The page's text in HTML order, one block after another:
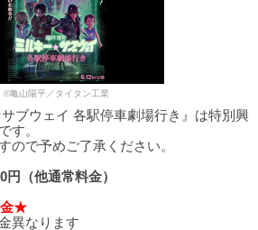
©亀山陽平／タイタン工業
ブウェイ 各駅停車劇場行き』は特別興
す。
ので予めご了承ください。
円（他通常料金）
金★
異なります